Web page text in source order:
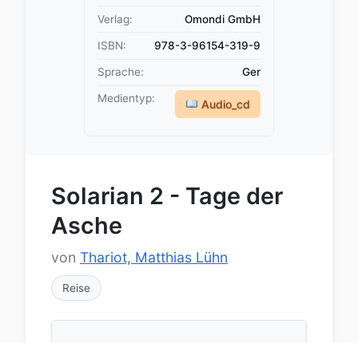
Verlag: Omondi GmbH
ISBN: 978-3-96154-319-9
Sprache: Ger
Medientyp: Audio_cd
Solarian 2 - Tage der
Asche
von Thariot, Matthias Lühn
Reise